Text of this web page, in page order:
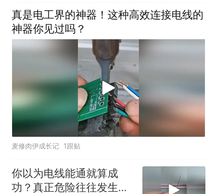
真是电工界的神器！这种高效连接电线的
神器你见过吗？
麦修肉伊成长记 1跟贴
你以为电线能通就算成
功？真正危险往往发生在